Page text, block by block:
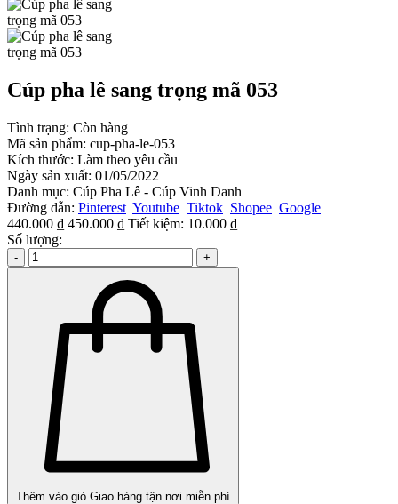
Cúp pha lê sang trọng mã 053
Tình trạng: Còn hàng
Mã sản phẩm: cup-pha-le-053
Kích thước: Làm theo yêu cầu
Ngày sản xuất: 01/05/2022
Danh mục: Cúp Pha Lê - Cúp Vinh Danh
Đường dẫn: Pinterest Youtube Tiktok Shopee Google
440.000 ₫ 450.000 ₫ Tiết kiệm: 10.000 ₫
Số lượng:
- +
Thêm vào giỏ Giao hàng tận nơi miễn phí